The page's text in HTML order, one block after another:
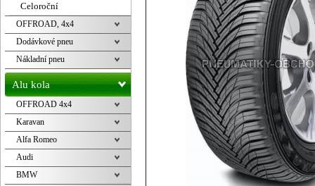
Celoroční
OFFROAD, 4x4
Dodávkové pneu
Nákladní pneu
Alu kola
OFFROAD 4x4
Karavan
Alfa Romeo
Audi
BMW